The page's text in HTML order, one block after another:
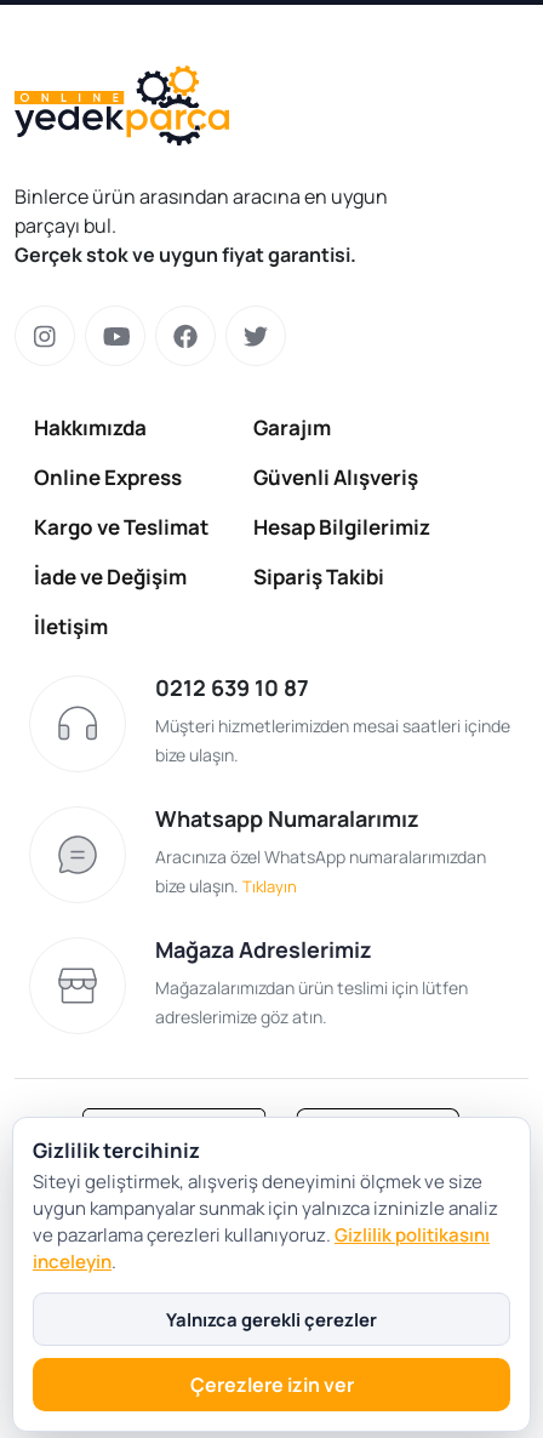
Binlerce ürün arasından aracına en uygun
parçayı bul.
Gerçek stok ve uygun fiyat garantisi.
Hakkımızda
Garajım
Online Express
Güvenli Alışveriş
Kargo ve Teslimat
Hesap Bilgilerimiz
İade ve Değişim
Sipariş Takibi
İletişim
0212 639 10 87
Müşteri hizmetlerimizden mesai saatleri içinde
bize ulaşın.
Whatsapp Numaralarımız
Aracınıza özel WhatsApp numaralarımızdan
bize ulaşın. Tıklayın
Mağaza Adreslerimiz
Mağazalarımızdan ürün teslimi için lütfen
adreslerimize göz atın.
Satış Sözleşmesi
Gizlilik ve Güvenlik
Gizlilik Politikası
Çerez Tercihleri
Gizlilik tercihiniz
Siteyi geliştirmek, alışveriş deneyimini ölçmek ve size
uygun kampanyalar sunmak için yalnızca izninizle analiz
ve pazarlama çerezleri kullanıyoruz.Gizlilik politikasını
inceleyin.
Yalnızca gerekli çerezler
Çerezlere izin ver